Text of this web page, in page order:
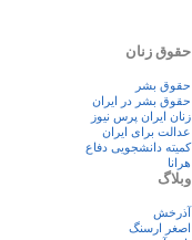
حقوق زنان
حقوق بشر
حقوق بشر در ایران
زنان ايران پرس نيوز
عدالت برای ایران
کمیته دانشجویی دفاع
هرانا
وبلاگ
آذرخش
اصغر ارسنگ